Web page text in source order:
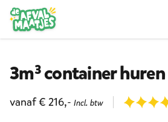
3m³ container huren
Product informatie
vanaf € 216,- Incl. btw
Reviews